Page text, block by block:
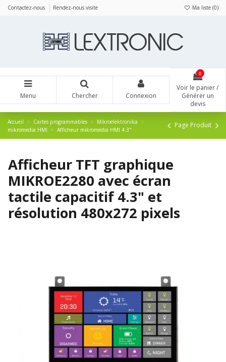
Contactez-nous Rendez-nous visite Ma liste (0)
Menu Chercher Connexion
0
Voir le panier /
Générer un
devis
Accueil Cartes programmables
Mikroelektronika
mikromedia HMI
Afficheur mikromedia HMI 4.3"
Page Produit
Afficheur TFT graphique
MIKROE2280 avec écran
tactile capacitif 4.3" et
résolution 480x272 pixels
Panneau de gestion des cookies